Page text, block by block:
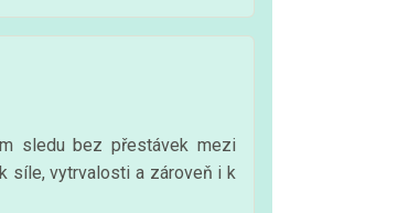
sledu bez přestávek mezi
síle, vytrvalosti a zároveň i k